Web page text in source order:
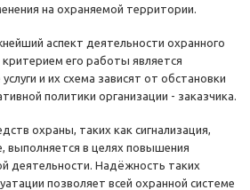
на охраняемой территории.
аспект деятельности охранного
его работы является
и их схема зависят от обстановки
политики организации - заказчика.
охраны, таких как сигнализация,
в целях повышения
деятельности. Надёжность таких
позволяет всей охранной системе